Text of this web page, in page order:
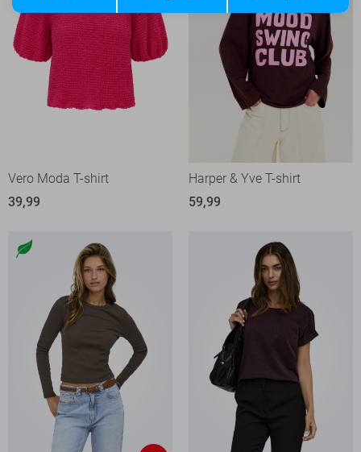
Vero Moda T-shirt
39,99
Harper & Yve T-shirt
59,99